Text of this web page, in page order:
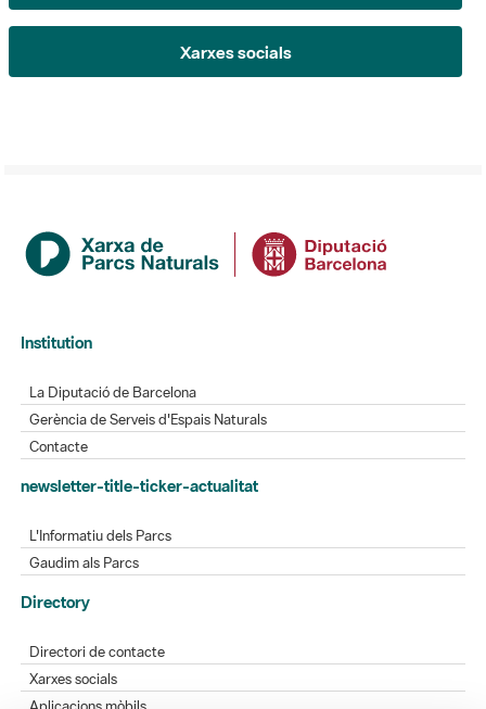
Institution
Gerència de Serveis d'Espais Naturals
newsletter-title-ticker-actualitat
L'Informatiu dels Parcs
Gaudim als Parcs
Directori de contacte
Xarxes socials
Bústia de suggeriments
Opineu sobre els parcs